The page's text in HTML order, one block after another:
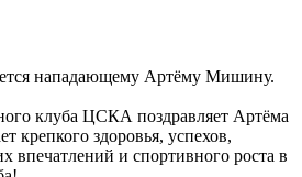
нападающему Артёму Мишину.
клуба ЦСКА поздравляет Артёма
крепкого здоровья, успехов,
впечатлений и спортивного роста в